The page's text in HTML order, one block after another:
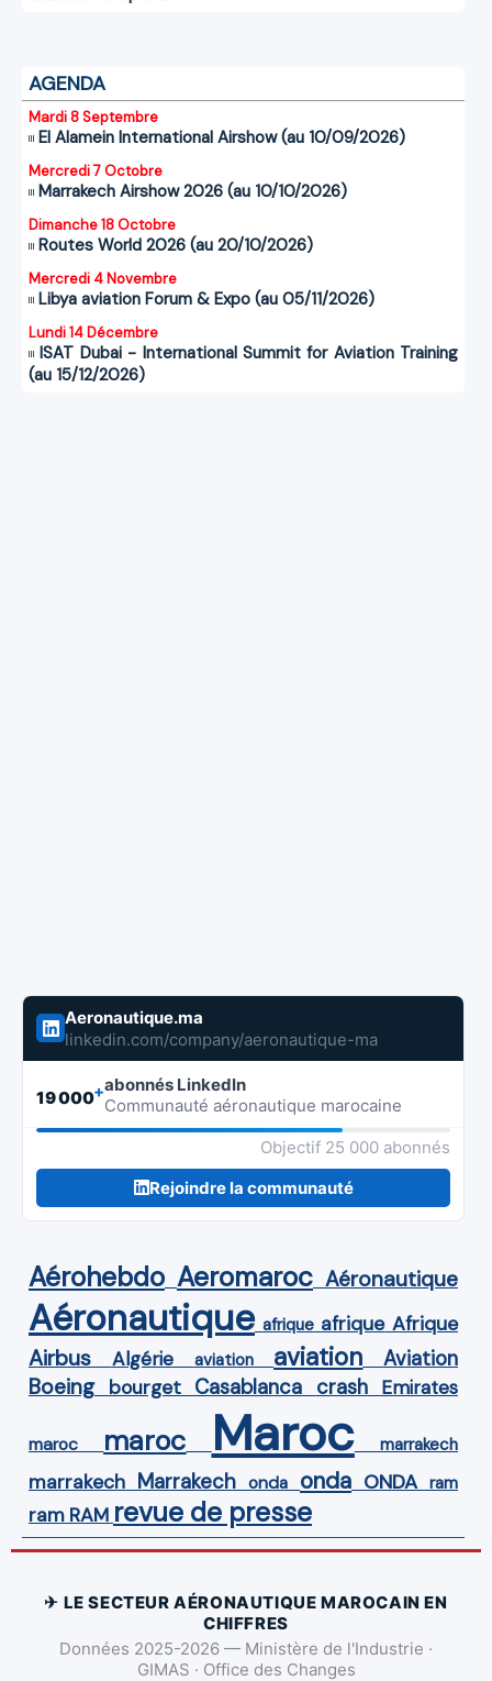
AGENDA
Mardi 8 Septembre
El Alamein International Airshow (au 10/09/2026)
Mercredi 7 Octobre
Marrakech Airshow 2026 (au 10/10/2026)
Dimanche 18 Octobre
Routes World 2026 (au 20/10/2026)
Mercredi 4 Novembre
Libya aviation Forum & Expo (au 05/11/2026)
Lundi 14 Décembre
ISAT Dubai - International Summit for Aviation Training
(au 15/12/2026)
Aeronautique.ma
linkedin.com/company/aeronautique-ma
19 000+abonnés LinkedIn
Communauté aéronautique marocaine
Objectif 25 000 abonnés
Rejoindre la communauté
Aérohebdo Aeromaroc Aéronautique
Aéronautique afrique afrique Afrique
Airbus Algérie aviation aviation Aviation
Boeing bourget Casablanca crash Emirates
maroc maroc Maroc marrakech
marrakech Marrakech onda onda ONDA ram
ram RAM revue de presse
✈ LE SECTEUR AÉRONAUTIQUE MAROCAIN EN
CHIFFRES
Données 2025-2026 — Ministère de l'Industrie ·
GIMAS · Office des Changes